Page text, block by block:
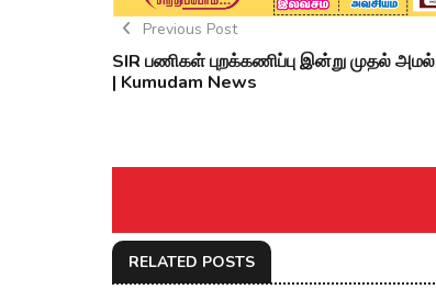
Previous Post
SIR பணிகள் புறக்கணிப்பு இன்று முதல் அமல்
| Kumudam News
RELATED POSTS